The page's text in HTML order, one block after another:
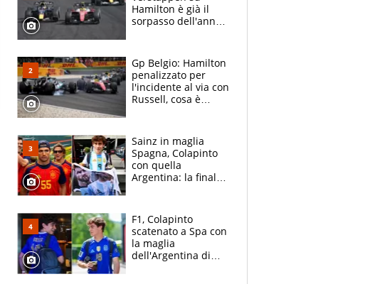
Hamilton è già il
sorpasso dell'anno:
2021
Gp Belgio: Hamilton
penalizzato per
l'incidente al via con
Russell, cosa è
Sainz in maglia
Spagna, Colapinto
con quella
Argentina: la finale
vede l'ora
F1, Colapinto
scatenato a Spa con
la maglia
dell'Argentina di